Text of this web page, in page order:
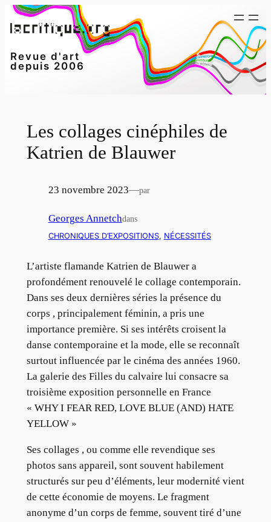
Aller
au
Revue d'art
depuis 2006
Les collages cinéphiles de
Katrien de Blauwer
23 novembre 2023—par
Georges Annetchdans
CHRONIQUES D’EXPOSITIONS, NÉCESSITÉS
L’artiste flamande Katrien de Blauwer a
profondément renouvelé le collage contemporain.
Dans ses deux dernières séries la présence du
corps , principalement féminin, a pris une
importance première. Si ses intérêts croisent la
danse contemporaine et la mode, elle se reconnaît
surtout influencée par le cinéma des années 1960.
La galerie des Filles du calvaire lui consacre sa
troisième exposition personnelle en France
« WHY I FEAR RED, LOVE BLUE (AND) HATE
YELLOW »
Ses collages , ou comme elle revendique ses
photos sans appareil, sont souvent habilement
structurés sur peu d’éléments, leur modernité vient
de cette économie de moyens. Le fragment
anonyme d’un corps de femme, souvent tiré d’une